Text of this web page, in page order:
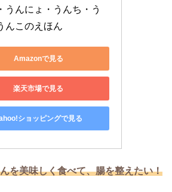
うんにょ・うんち・う
んこのえほん
Amazonで見る
楽天市場で見る
ショッピングで見る
を美味しく食べて、腸を整えたい！